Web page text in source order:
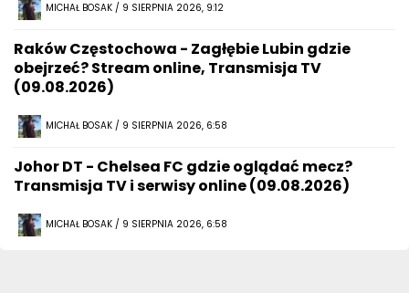
MICHAŁ BOSAK / 9 SIERPNIA 2026, 9:12
Raków Częstochowa - Zagłębie Lubin gdzie
obejrzeć? Stream online, Transmisja TV
(09.08.2026)
MICHAŁ BOSAK / 9 SIERPNIA 2026, 6:58
Johor DT - Chelsea FC gdzie oglądać mecz?
Transmisja TV i serwisy online (09.08.2026)
MICHAŁ BOSAK / 9 SIERPNIA 2026, 6:58